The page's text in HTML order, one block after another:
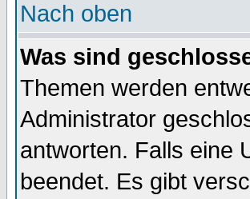
Nach oben
Was sind
Themen werden
Administrator
antworten. Falls eine
beendet. Es gibt